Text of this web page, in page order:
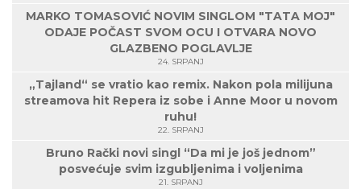
MARKO TOMASOVIĆ NOVIM SINGLOM "TATA MOJ"
ODAJE POČAST SVOM OCU I OTVARA NOVO
GLAZBENO POGLAVLJE
24. SRPANJ
„Tajland“ se vratio kao remix. Nakon pola milijuna
streamova hit Repera iz sobe i Anne Moor u novom
ruhu!
22. SRPANJ
Bruno Rački novi singl “Da mi je još jednom”
posvećuje svim izgubljenima i voljenima
21. SRPANJ